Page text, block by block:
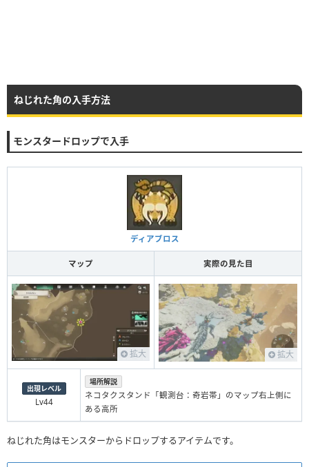
ねじれた角の入手方法
モンスタードロップで入手
ディアブロス
マップ 実際の見た目
拡大 拡大
出現レベル
Lv44
場所解説
ネコタクスタンド「観測台：奇岩帯」のマップ右上側に
ある高所
ねじれた角はモンスターからドロップするアイテムです。